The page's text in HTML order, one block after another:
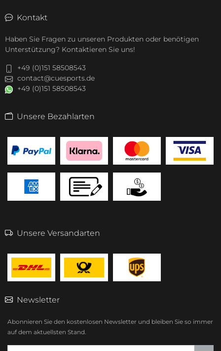
Kontakt
Haben Sie Fragen zu unseren Produkten oder benötigen
Unterstützung? Kontaktieren Sie uns!
+49 (0)151 58508543
contact@cuesports.de
+49 (0)151 58508543
Unsere Bezahlarten
Unsere Versandarten
Newsletter
Abonnieren Sie den kostenlosen Newsletter und bleiben Sie so immer
auf dem aktuellsten Stand.